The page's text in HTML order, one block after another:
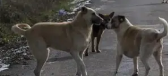
Bursa
Çanakkale
Çankırı